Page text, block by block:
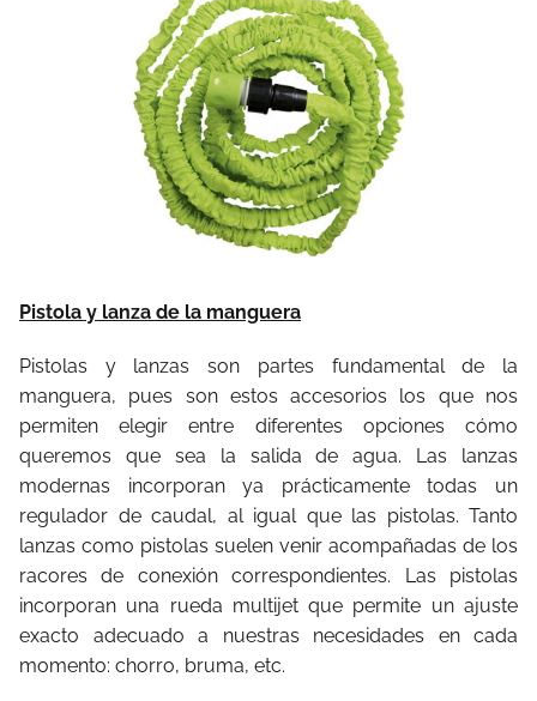
Pistola y lanza de la manguera
Pistolas y lanzas son partes fundamental de la
manguera, pues son estos accesorios los que nos
permiten elegir entre diferentes opciones cómo
queremos que sea la salida de agua. Las lanzas
modernas incorporan ya prácticamente todas un
regulador de caudal, al igual que las pistolas. Tanto
lanzas como pistolas suelen venir acompañadas de los
racores de conexión correspondientes. Las pistolas
incorporan una rueda multijet que permite un ajuste
exacto adecuado a nuestras necesidades en cada
momento: chorro, bruma, etc.